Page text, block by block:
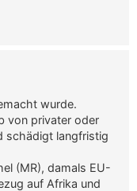
wurde.
von privater oder
schädigt langfristig
(MR), damals EU-
auf Afrika und